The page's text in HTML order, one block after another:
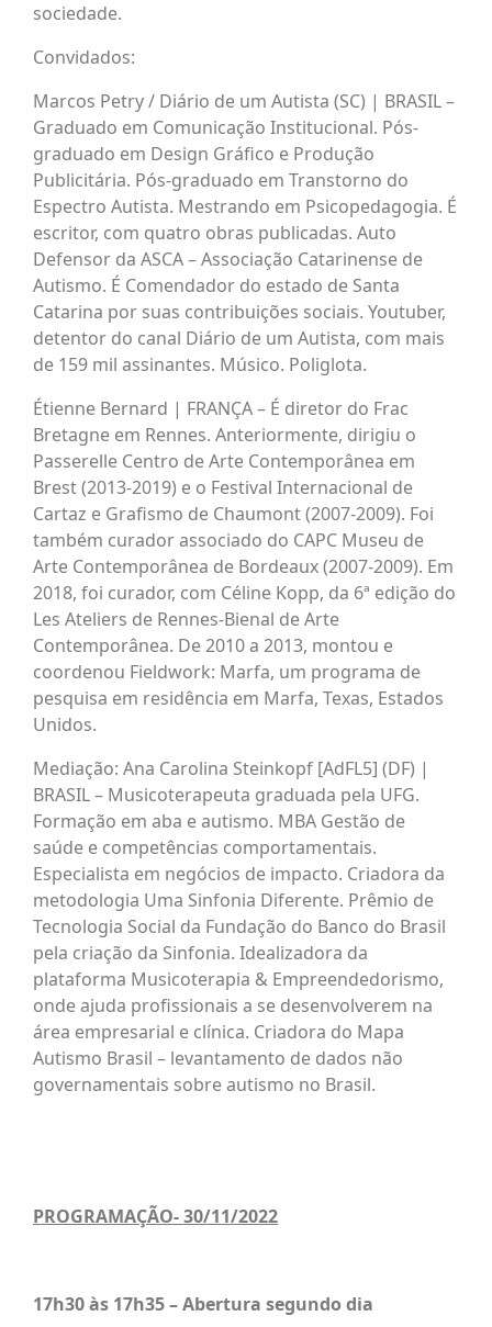
sociedade.
Convidados:
Marcos Petry / Diário de um Autista (SC) | BRASIL –
Graduado em Comunicação Institucional. Pós-
graduado em Design Gráfico e Produção
Publicitária. Pós-graduado em Transtorno do
Espectro Autista. Mestrando em Psicopedagogia. É
escritor, com quatro obras publicadas. Auto
Defensor da ASCA – Associação Catarinense de
Autismo. É Comendador do estado de Santa
Catarina por suas contribuições sociais. Youtuber,
detentor do canal Diário de um Autista, com mais
de 159 mil assinantes. Músico. Poliglota.
Étienne Bernard | FRANÇA – É diretor do Frac
Bretagne em Rennes. Anteriormente, dirigiu o
Passerelle Centro de Arte Contemporânea em
Brest (2013-2019) e o Festival Internacional de
Cartaz e Grafismo de Chaumont (2007-2009). Foi
também curador associado do CAPC Museu de
Arte Contemporânea de Bordeaux (2007-2009). Em
2018, foi curador, com Céline Kopp, da 6ª edição do
Les Ateliers de Rennes-Bienal de Arte
Contemporânea. De 2010 a 2013, montou e
coordenou Fieldwork: Marfa, um programa de
pesquisa em residência em Marfa, Texas, Estados
Unidos.
Mediação: Ana Carolina Steinkopf [AdFL5] (DF) |
BRASIL – Musicoterapeuta graduada pela UFG.
Formação em aba e autismo. MBA Gestão de
saúde e competências comportamentais.
Especialista em negócios de impacto. Criadora da
metodologia Uma Sinfonia Diferente. Prêmio de
Tecnologia Social da Fundação do Banco do Brasil
pela criação da Sinfonia. Idealizadora da
plataforma Musicoterapia & Empreendedorismo,
onde ajuda profissionais a se desenvolverem na
área empresarial e clínica. Criadora do Mapa
Autismo Brasil – levantamento de dados não
governamentais sobre autismo no Brasil.
PROGRAMAÇÃO- 30/11/2022
17h30 às 17h35– Abertura segundo dia